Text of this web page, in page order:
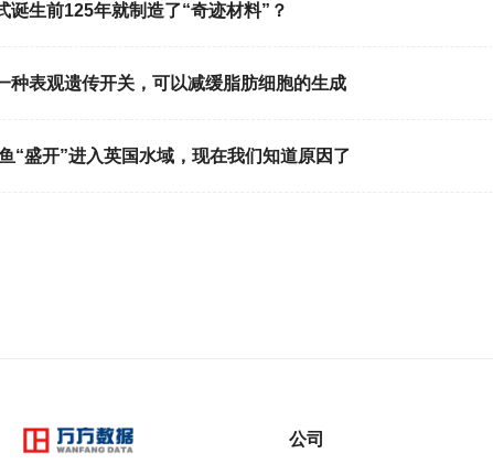
诞生前125年就制造了“奇迹材料”？
种表观遗传开关，可以减缓脂肪细胞的生成
“盛开”进入英国水域，现在我们知道原因了
公司